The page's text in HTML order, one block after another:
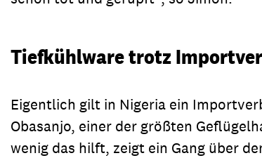
Tiefkühlware trotz
Eigentlich gilt in Nigeria ein
Obasanjo, einer der größten
wenig das hilft, zeigt ein Gang über